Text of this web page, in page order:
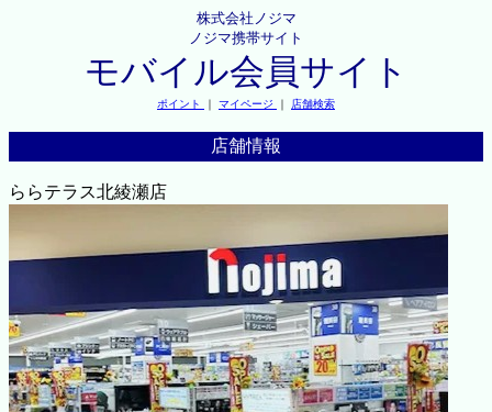
株式会社ノジマ
ノジマ携帯サイト
モバイル会員サイト
ポイント ｜ マイページ ｜ 店舗検索
店舗情報
ららテラス北綾瀬店